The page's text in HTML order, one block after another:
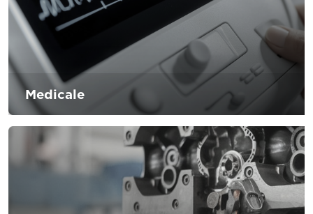
Medicale
delle aspettative di vita sono aumentate, le persone
richiedono un maggior numero di impianti e protesi. Per
far fronte a questa situazione D’Andrea incrementa
internamente i sistemi innovativi per aiutare le aziende del